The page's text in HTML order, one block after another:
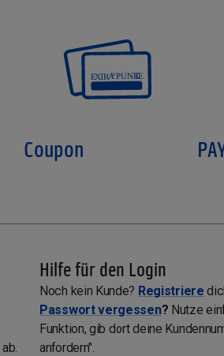
Coupon
ab.
Hilfe für den Login
Noch kein Kunde? Registriere
Passwort vergessen? Nutze
Funktion, gib dort deine
anfordern".